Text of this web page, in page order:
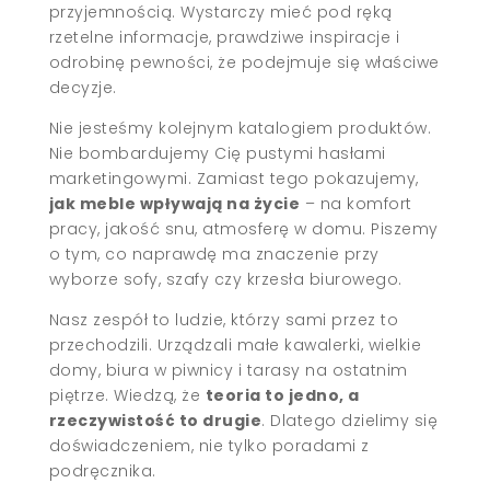
przyjemnością. Wystarczy mieć pod ręką
rzetelne informacje, prawdziwe inspiracje i
odrobinę pewności, że podejmuje się właściwe
decyzje.
Nie jesteśmy kolejnym katalogiem produktów.
Nie bombardujemy Cię pustymi hasłami
marketingowymi. Zamiast tego pokazujemy,
jak meble wpływają na życie – na komfort
pracy, jakość snu, atmosferę w domu. Piszemy
o tym, co naprawdę ma znaczenie przy
wyborze sofy, szafy czy krzesła biurowego.
Nasz zespół to ludzie, którzy sami przez to
przechodzili. Urządzali małe kawalerki, wielkie
domy, biura w piwnicy i tarasy na ostatnim
piętrze. Wiedzą, że teoria to jedno, a
rzeczywistość to drugie. Dlatego dzielimy się
doświadczeniem, nie tylko poradami z
podręcznika.